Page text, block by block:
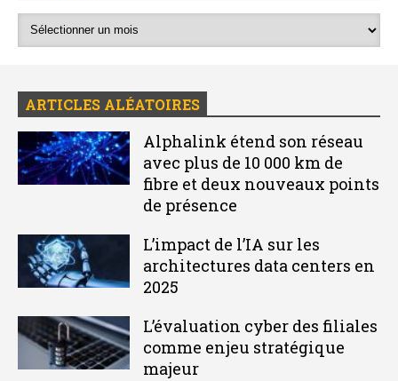
ARTICLES ALÉATOIRES
Alphalink étend son réseau
avec plus de 10 000 km de
fibre et deux nouveaux points
de présence
L’impact de l’IA sur les
architectures data centers en
2025
L’évaluation cyber des filiales
comme enjeu stratégique
majeur